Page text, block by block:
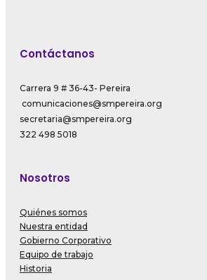
Contáctanos
Carrera 9 # 36-43- Pereira
comunicaciones@smpereira.org
secretaria@smpereira.org
322 498 5018
Nosotros
Quiénes somos
Nuestra entidad
Gobierno Corporativo
Equipo de trabajo
Historia